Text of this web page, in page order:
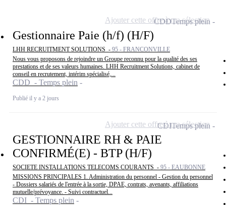
Gestionnaire Paie (h/f) (H/F)
LHH RECRUITMENT SOLUTIONS - 95 - FRANCONVILLE
Nous vous proposons de rejoindre un Groupe reconnu pour la qualité des ses
prestations et de ses valeurs humaines. LHH Recruitment Solutions, cabinet de
conseil en recrutement, intérim spécialisé,...
CDD - Temps plein
Publié il y a 2 jours
CDDTemps plein
Ajouter cette offre à ma sélection
GESTIONNAIRE RH & PAIE
CONFIRMÉ(E) - BTP (H/F)
SOCIETE INSTALLATIONS TELECOMS COURANTS - 95 - EAUBONNE
MISSIONS PRINCIPALES 1. Administration du personnel - Gestion du personnel
- Dossiers salariés de l'entrée à la sortie, DPAE, contrats, avenants, affiliations
mutuelle/prévoyance. - Suivi contractuel...
CDI - Temps plein
CDITemps plein
Ajouter cette offre à ma sélection